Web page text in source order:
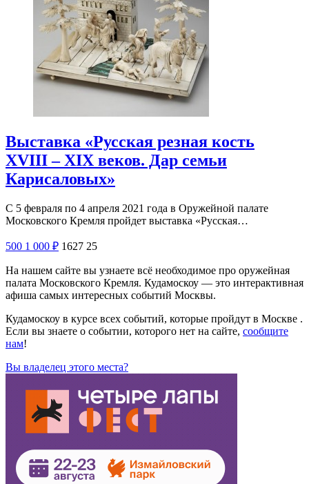
Выставка «Русская резная кость
XVIII – XIX веков. Дар семьи
Карисаловых»
С 5 февраля по 4 апреля 2021 года в Оружейной палате
Московского Кремля пройдет выставка «Русская…
500 1 000 ₽ 1627 25
На нашем сайте вы узнаете всё необходимое про оружейная
палата Московского Кремля. Кудамоскоу — это интерактивная
афиша самых интересных событий Москвы.
Кудамоскоу в курсе всех событий, которые пройдут в Москве .
Если вы знаете о событии, которого нет на сайте, сообщите
нам!
Вы владелец этого места?